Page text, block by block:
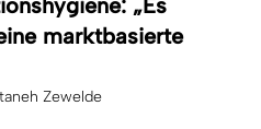
„Es
marktbasierte
Zewelde